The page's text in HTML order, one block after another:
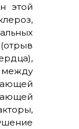
этой